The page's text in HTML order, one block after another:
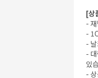
[상
-
-
-
-
있
-